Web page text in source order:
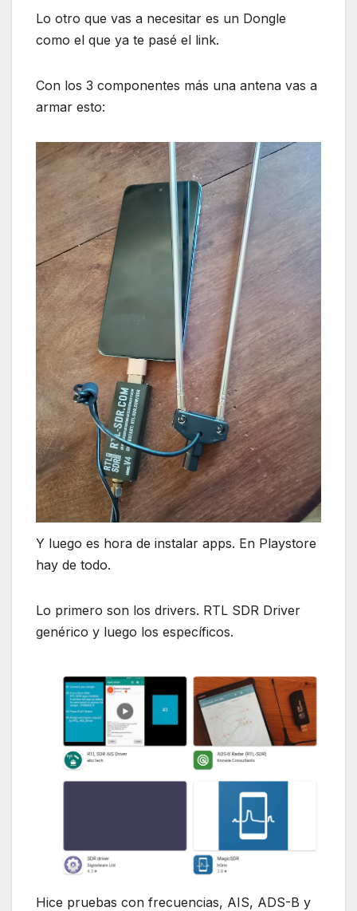
Lo otro que vas a necesitar es un Dongle
como el que ya te pasé el link.
Con los 3 componentes más una antena vas a
armar esto:
Y luego es hora de instalar apps. En Playstore
hay de todo.
Lo primero son los drivers. RTL SDR Driver
genérico y luego los específicos.
Hice pruebas con frecuencias, AIS, ADS-B y